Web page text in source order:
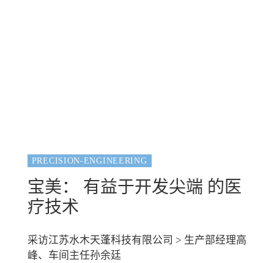
PRECISION-ENGINEERING
宝美： 有益于开发尖端 的医
疗技术
采访江苏水木天蓬科技有限公司 > 生产部经理高
峰、车间主任孙余廷